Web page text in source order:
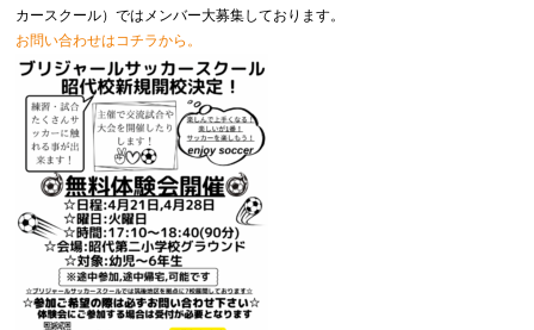
カースクール）ではメンバー大募集しております。
お問い合わせはコチラから。